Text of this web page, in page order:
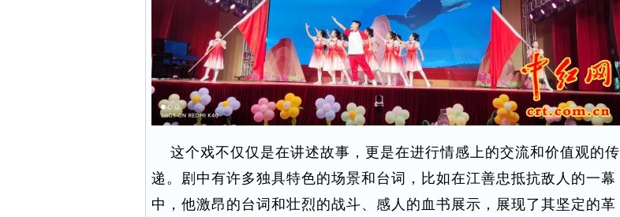
这个戏不仅仅是在讲述故事，更是在进行情感上的交流和价值观的传
递。剧中有许多独具特色的场景和台词，比如在江善忠抵抗敌人的一幕
中，他激昂的台词和壮烈的战斗、感人的血书展示，展现了其坚定的革